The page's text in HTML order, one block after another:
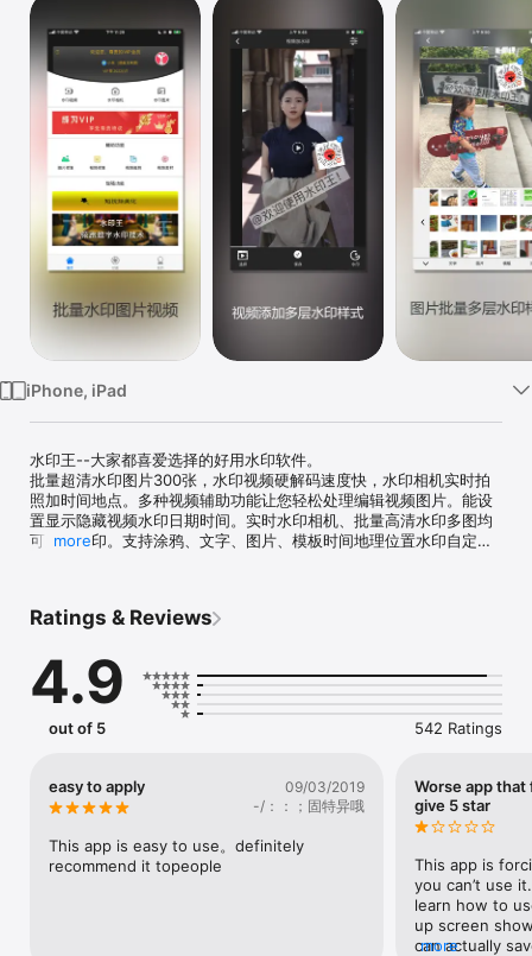
Mac
Vision
Watch
iPhone, iPad
水印王--大家都喜爱选择的好用水印软件。
批量超清水印图片300张，水印视频硬解码速度快，水印相机实时拍
照加时间地点。多种视频辅助功能让您轻松处理编辑视频图片。能设
置显示隐藏视频水印日期时间。实时水印相机、批量高清水印多图均
可多层水印。支持涂鸦、文字、图片、模板时间地理位置水印自定
   【水印视频】：水印任意短视频，能够给原创的视频加上自己的商
标，水印，让传播更有价值，保护原创。任意视频都可水印。
   【水印图片】：批量水印图片、照片、身份证，能够自定义水印文
字。添加水印轻而易举，设置自定义水印透明、文字颜色、旋转、放
大、移动一键操作。特别适合微商，电商，淘宝，水印也轻松添加美
   【水印相机】：快拍模式，拍照加水印，边拍边加水印，水印相机
样式多种多样，让照片更Fashion，自定义随心所欲。旅游，食客，
微商水印轻而易举，非常适合喜欢自定义水印的用户添加水印。
   【水印模版】:可以保存自己的多层水印为模版，多层水印可以换位
置层数，能够各自设置透明，文字可以编辑颜色、内容、背景等，可
以删除多层水印中的某一层。自动获取时间、地理位置等动态模版水
   软件内有客服联系方式，有任何软件问题皆可联系我们。
more
Ratings & Reviews
4.9
out of 5 542 Ratings
easy to apply
09/03/2019
-/：：；固特异哦
This app is easy to use。definitely
recommend it topeople
Worse app
give 5 star
This app is
you can’t use
learn how to
up screen
can actually
more